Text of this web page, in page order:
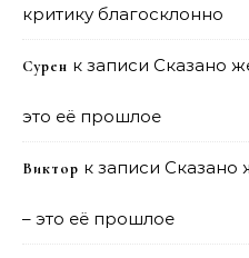
критику благосклонно
Сурен к записи Сказано
это её прошлое
Виктор к записи Сказано
– это её прошлое